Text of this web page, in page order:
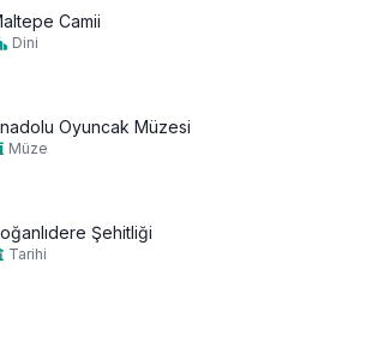
Camii
Dini
Oyuncak Müzesi
Müze
Şehitliği
Tarihi